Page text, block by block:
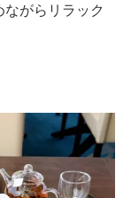
がらリラック